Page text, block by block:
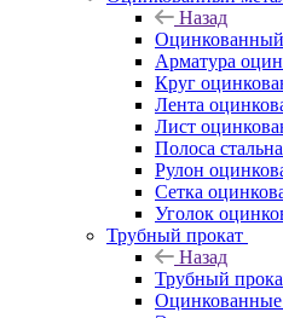
Назад
Оцинкованный
Арматура
Круг
Лента
Лист
Полоса
Рулон
Сетка
Уголок
Трубный прокат
Назад
Трубный